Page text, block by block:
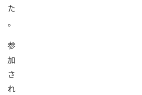
た
。
参
加
さ
れ